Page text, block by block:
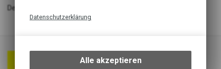
Der SmartGuard bietet überragenden Pannenschutz
Datenschutzerklärung
bestimmte Interaktionen und
Einstellungen auf Ihrem Gerät,
Alle akzeptieren